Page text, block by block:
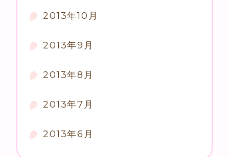
2013年10月
2013年9月
2013年8月
2013年7月
2013年6月